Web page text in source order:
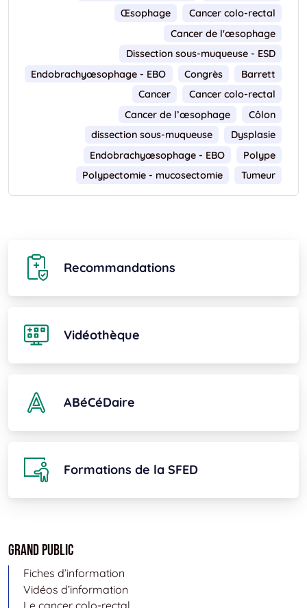
Œsophage
Cancer colo-rectal
Cancer de l'œsophage
Dissection sous-muqueuse - ESD
Endobrachyœsophage - EBO
Congrès
Barrett
Cancer
Cancer colo-rectal
Cancer de l’œsophage
Côlon
dissection sous-muqueuse
Dysplasie
Endobrachyœsophage - EBO
Polype
Polypectomie - mucosectomie
Tumeur
Recommandations
Vidéothèque
ABéCéDaire
Formations de la SFED
Grand public
Fiches d’information
Vidéos d’information
Le cancer colo-rectal